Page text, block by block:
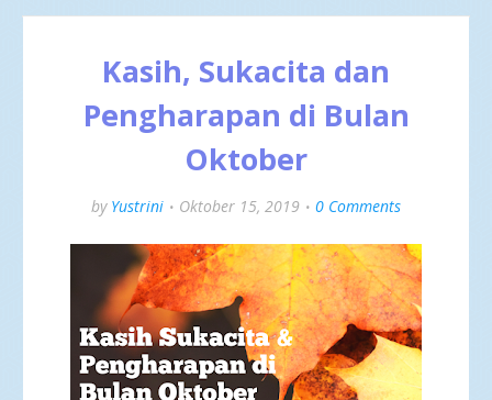
Kasih, Sukacita dan
Pengharapan di Bulan
Oktober
by Yustrini Oktober 15, 2019 0 Comments